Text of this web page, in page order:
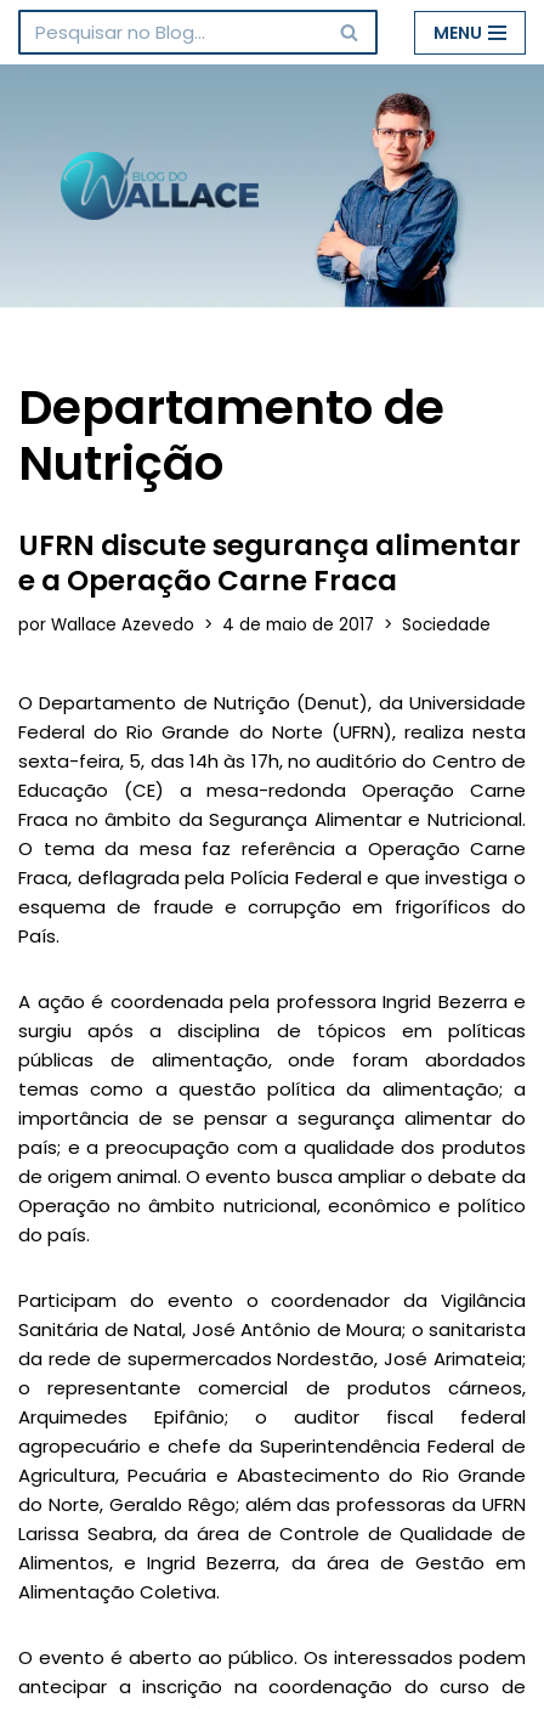
Pular
conteúdo
MENU
Departamento de
Nutrição
UFRN discute segurança alimentar
e a Operação Carne Fraca
por Wallace Azevedo 4 de maio de 2017 Sociedade
O Departamento de Nutrição (Denut), da Universidade
Federal do Rio Grande do Norte (UFRN), realiza nesta
sexta-feira, 5, das 14h às 17h, no auditório do Centro de
Educação (CE) a mesa-redonda Operação Carne
Fraca no âmbito da Segurança Alimentar e Nutricional.
O tema da mesa faz referência a Operação Carne
Fraca, deflagrada pela Polícia Federal e que investiga o
esquema de fraude e corrupção em frigoríficos do
País.
A ação é coordenada pela professora Ingrid Bezerra e
surgiu após a disciplina de tópicos em políticas
públicas de alimentação, onde foram abordados
temas como a questão política da alimentação; a
importância de se pensar a segurança alimentar do
país; e a preocupação com a qualidade dos produtos
de origem animal. O evento busca ampliar o debate da
Operação no âmbito nutricional, econômico e político
do país.
Participam do evento o coordenador da Vigilância
Sanitária de Natal, José Antônio de Moura; o sanitarista
da rede de supermercados Nordestão, José Arimateia;
o representante comercial de produtos cárneos,
Arquimedes Epifânio; o auditor fiscal federal
agropecuário e chefe da Superintendência Federal de
Agricultura, Pecuária e Abastecimento do Rio Grande
do Norte, Geraldo Rêgo; além das professoras da UFRN
Larissa Seabra, da área de Controle de Qualidade de
Alimentos, e Ingrid Bezerra, da área de Gestão em
Alimentação Coletiva.
O evento é aberto ao público. Os interessados podem
antecipar a inscrição na coordenação do curso de